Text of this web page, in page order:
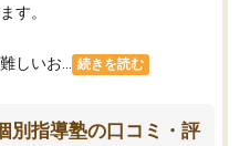
す。
しいお... 続きを読む
別指導塾の口コミ・評